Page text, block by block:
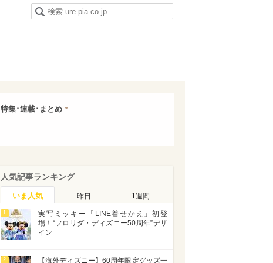
特集･連載･まとめ
人気記事ランキング
いま人気 昨日 1週間
1
実写ミッキー「LINE着せかえ」初登
場！“フロリダ・ディズニー50周年”デザ
イン
2 【海外ディズニー】60周年限定グッズ一